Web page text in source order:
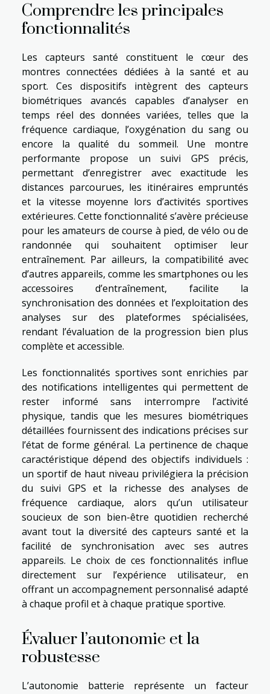
Comprendre les principales
fonctionnalités
Les capteurs santé constituent le cœur des
montres connectées dédiées à la santé et au
sport. Ces dispositifs intègrent des capteurs
biométriques avancés capables d’analyser en
temps réel des données variées, telles que la
fréquence cardiaque, l’oxygénation du sang ou
encore la qualité du sommeil. Une montre
performante propose un suivi GPS précis,
permettant d’enregistrer avec exactitude les
distances parcourues, les itinéraires empruntés
et la vitesse moyenne lors d’activités sportives
extérieures. Cette fonctionnalité s’avère précieuse
pour les amateurs de course à pied, de vélo ou de
randonnée qui souhaitent optimiser leur
entraînement. Par ailleurs, la compatibilité avec
d’autres appareils, comme les smartphones ou les
accessoires d’entraînement, facilite la
synchronisation des données et l’exploitation des
analyses sur des plateformes spécialisées,
rendant l’évaluation de la progression bien plus
complète et accessible.
Les fonctionnalités sportives sont enrichies par
des notifications intelligentes qui permettent de
rester informé sans interrompre l’activité
physique, tandis que les mesures biométriques
détaillées fournissent des indications précises sur
l’état de forme général. La pertinence de chaque
caractéristique dépend des objectifs individuels :
un sportif de haut niveau privilégiera la précision
du suivi GPS et la richesse des analyses de
fréquence cardiaque, alors qu’un utilisateur
soucieux de son bien-être quotidien recherché
avant tout la diversité des capteurs santé et la
facilité de synchronisation avec ses autres
appareils. Le choix de ces fonctionnalités influe
directement sur l’expérience utilisateur, en
offrant un accompagnement personnalisé adapté
à chaque profil et à chaque pratique sportive.
Évaluer l’autonomie et la
robustesse
L’autonomie batterie représente un facteur